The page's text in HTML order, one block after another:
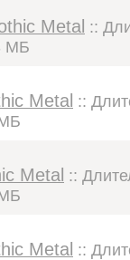
Metal ::
МБ
Metal ::
Metal ::
Metal ::